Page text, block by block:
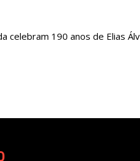
celebram 190 anos de Elias